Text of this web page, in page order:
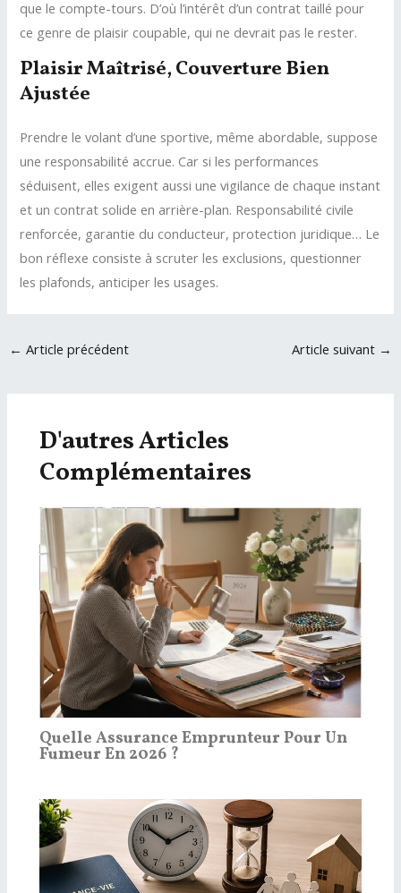
que le compte-tours. D’où l’intérêt d’un contrat taillé pour
ce genre de plaisir coupable, qui ne devrait pas le rester.
Plaisir Maîtrisé, Couverture Bien
Ajustée
Prendre le volant d’une sportive, même abordable, suppose
une responsabilité accrue. Car si les performances
séduisent, elles exigent aussi une vigilance de chaque instant
et un contrat solide en arrière-plan. Responsabilité civile
renforcée, garantie du conducteur, protection juridique… Le
bon réflexe consiste à scruter les exclusions, questionner
les plafonds, anticiper les usages.
Navigation
← Article précédent Article suivant →
D'autres Articles
Complémentaires
Quelle Assurance Emprunteur Pour Un
Fumeur En 2026 ?